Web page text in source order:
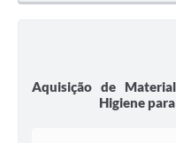
Aquisição de
Higiene